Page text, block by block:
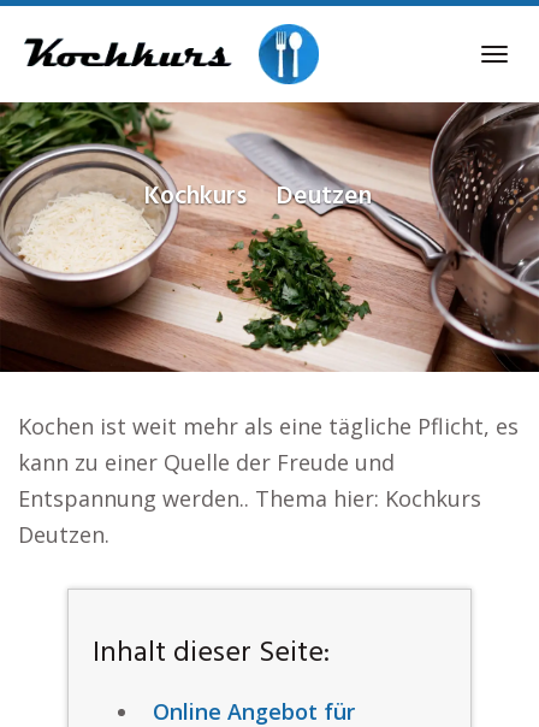
content
Kochkurs Deutzen
Kochen ist weit mehr als eine tägliche Pflicht, es
kann zu einer Quelle der Freude und
Entspannung werden.. Thema hier: Kochkurs
Deutzen.
Inhalt dieser Seite:
Online Angebot für